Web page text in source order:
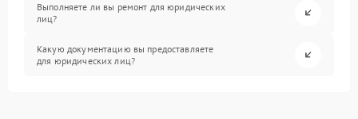
Выполняете ли вы ремонт для юридических
лиц?
Какую документацию вы предоставляете
для юридических лиц?